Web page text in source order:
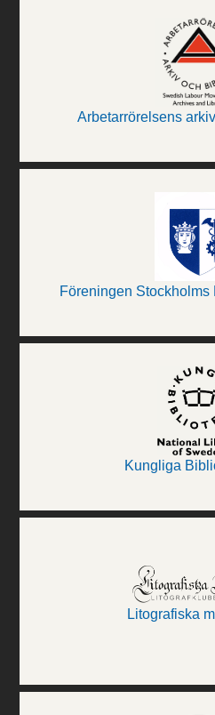
Arbetarrörelsens
Föreningen Stockholms
Kungliga
Litografiska